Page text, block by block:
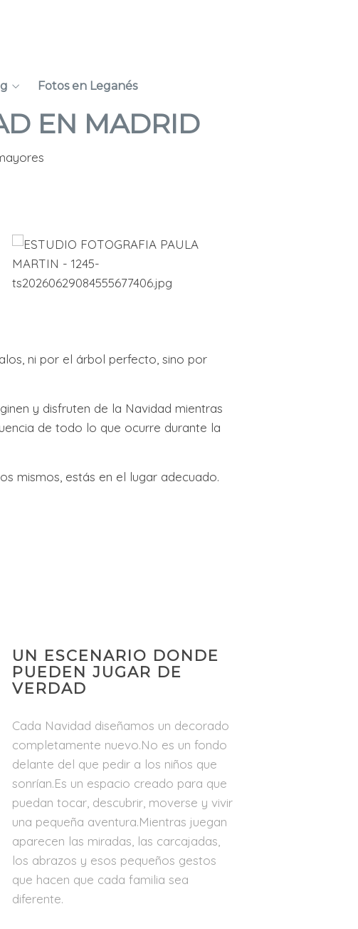
Fotos en Leganés
EN MADRID
ni por el árbol perfecto, sino por
y disfruten de la Navidad mientras
de todo lo que ocurre durante la
mismos, estás en el lugar adecuado.
UN ESCENARIO DONDE
PUEDEN JUGAR DE
VERDAD
Cada Navidad diseñamos un decorado
completamente nuevo.No es un fondo
delante del que pedir a los niños que
sonrían.Es un espacio creado para que
puedan tocar, descubrir, moverse y vivir
una pequeña aventura.Mientras juegan
aparecen las miradas, las carcajadas,
los abrazos y esos pequeños gestos
que hacen que cada familia sea
diferente.